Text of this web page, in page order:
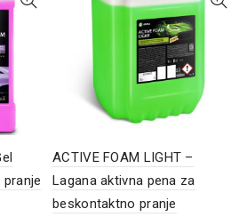
ACTIVE FOAM LIGHT –
Lagana aktivna pena za
beskontaktno pranje